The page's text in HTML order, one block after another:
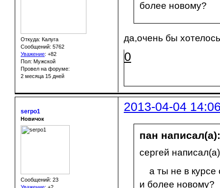
Откуда: Калуга
Сообщений: 5762
Уважение: +82
Пол: Мужской
Провел на форуме:
2 месяца 15 дней
более новому?
да,очень бы
0
2013-04-04
serpo1
Новичок
Сообщений: 23
пан написал(а):
сергей
а ты не в курсе
и более новому?